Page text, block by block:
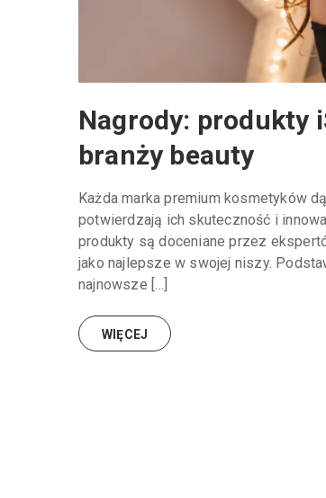
Nagrody: produkty
branży beauty
Każda marka premium kosmetyków
potwierdzają ich skuteczność i
produkty są doceniane przez
jako najlepsze w swojej niszy.
najnowsze […]
WIĘCEJ